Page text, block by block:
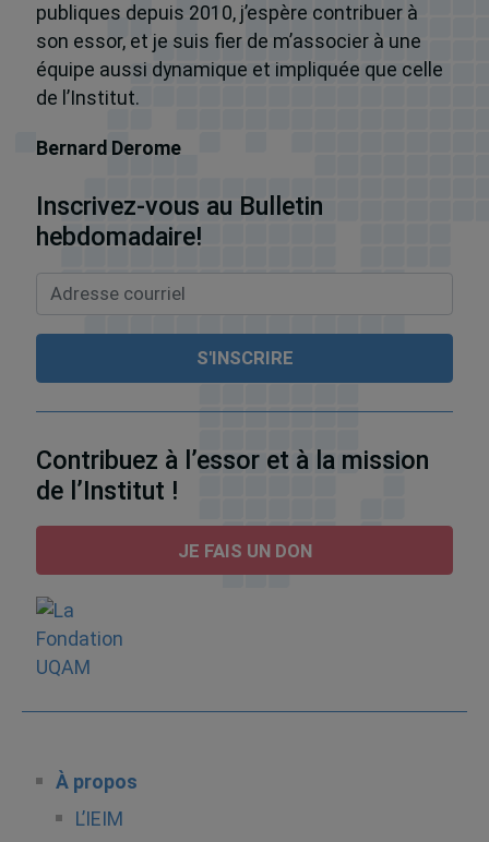
publiques depuis 2010, j’espère contribuer à
son essor, et je suis fier de m’associer à une
équipe aussi dynamique et impliquée que celle
de l’Institut.
Bernard Derome
Inscrivez-vous au Bulletin
hebdomadaire!
Contribuez à l’essor et à la mission
de l’Institut !
JE FAIS UN DON
À propos
L’IEIM